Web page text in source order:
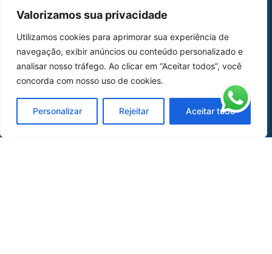
Valorizamos sua privacidade
Utilizamos cookies para aprimorar sua experiência de
navegação, exibir anúncios ou conteúdo personalizado e
analisar nosso tráfego. Ao clicar em “Aceitar todos”, você
concorda com nosso uso de cookies.
Personalizar Rejeitar Aceitar tudo
Peças
Catálogo de Aplicações
Oficina de Mangueiras